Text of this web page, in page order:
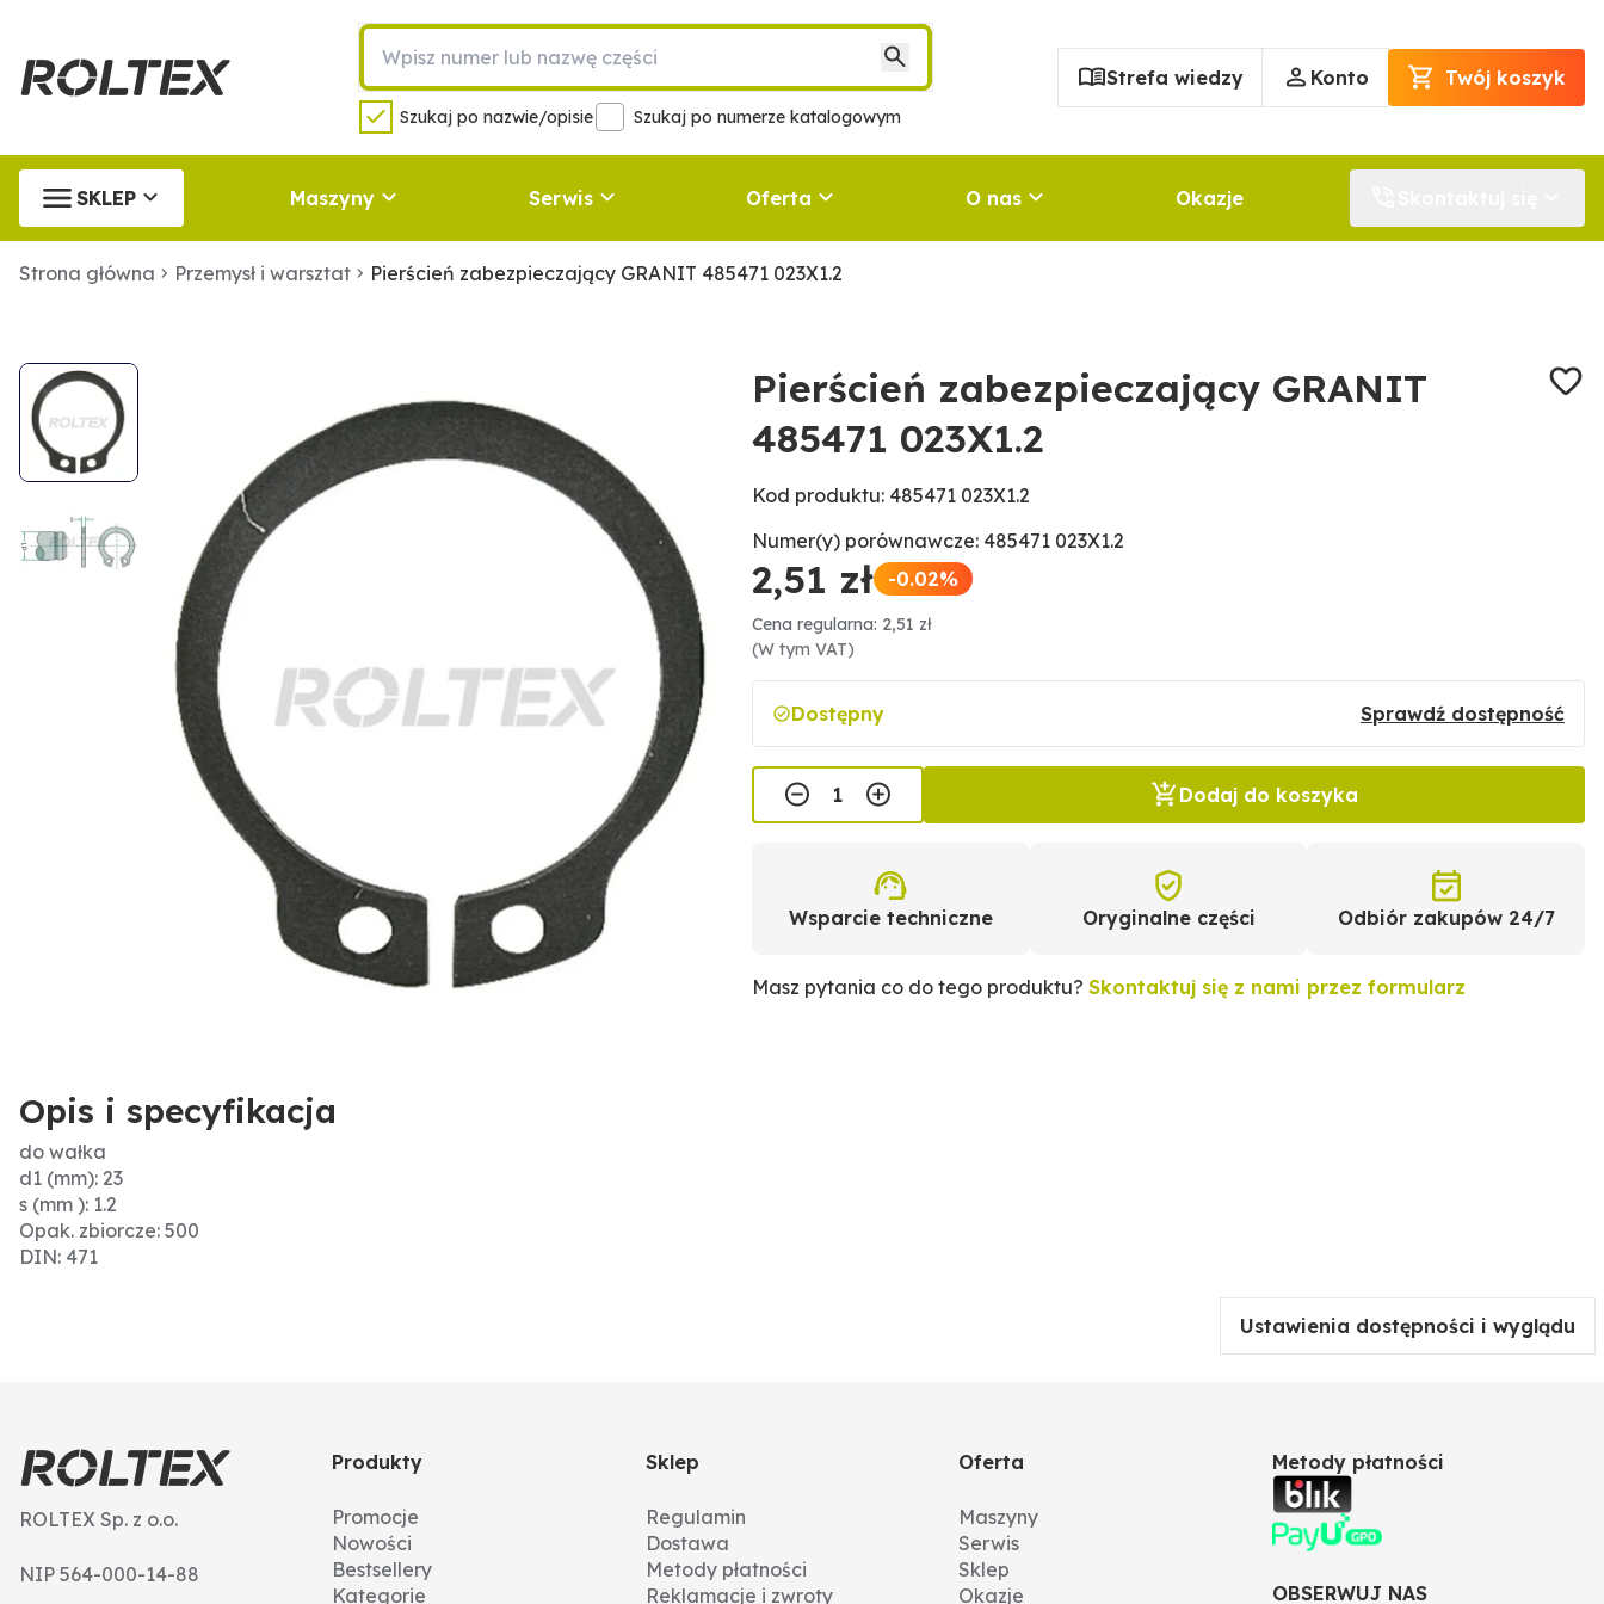
Szukaj po nazwie/opisie Szukaj po numerze katalogowym
Strefa wiedzy Konto Twój koszyk
SKLEP Maszyny Serwis Oferta O nas Okazje
Strona główna Przemysł i warsztat Pierścień zabezpieczający GRANIT 485471 023X1.2
Pierścień zabezpieczający GRANIT
485471 023X1.2
Kod produktu: 485471 023X1.2
Numer(y) porównawcze: 485471 023X1.2
2,51 zł -0.02%
Cena regularna: 2,51 zł
(W tym VAT)
Dostępny Sprawdź dostępność
Dodaj do koszyka
Wsparcie techniczne Oryginalne części Odbiór zakupów 24/7
Masz pytania co do tego produktu?Skontaktuj się z nami przez formularz
Opis i specyfikacja
do wałka
d1 (mm): 23
s (mm ): 1.2
Opak. zbiorcze: 500
DIN: 471
Ustawienia dostępności i wyglądu
ROLTEX Sp. z o.o.
NIP 564-000-14-88
Produkty
Promocje
Nowości
Bestsellery
Kategorie
Sklep
Regulamin
Dostawa
Metody płatności
Reklamacje i zwroty
Oferta
Maszyny
Serwis
Sklep
Okazje
Metody płatności
OBSERWUJ NAS